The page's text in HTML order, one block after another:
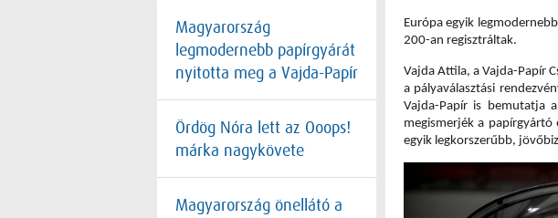
Magyarország
legmodernebb papírgyárát
nyitotta meg a Vajda-Papír
Ördög Nóra lett az Ooops!
márka nagykövete
Magyarország önellátó a
Európa egyik
200-an regisztráltak.
Vajda Attila, a Vajda-Papír
a pályaválasztási
Vajda-Papír is bemutatja
megismerjék a papírgyártó
egyik legkorszerűbb,